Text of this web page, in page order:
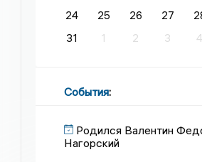
24
25 26 27
31
1 2 3 4
События:
Родился Валентин
Нагорский